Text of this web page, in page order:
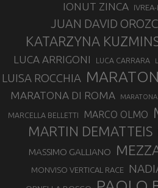
IONUT ZINCA
JUAN DAVID
KATARZYNA
LUCA ARRIGONI LUCA CARRARA
LUISA ROCCHIA
MARATONA DI ROMA
MARCELLA BELLETTI MARCO OLMO
MARTIN DEMATTEIS
MASSIMO GALLIANO
MONVISO VERTICAL RACE